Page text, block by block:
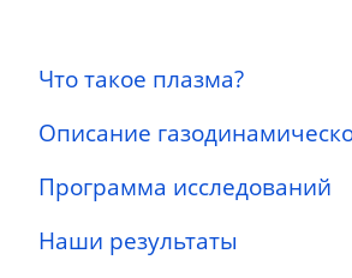
Что такое плазма?
Описание
Программа исследований
Наши результаты